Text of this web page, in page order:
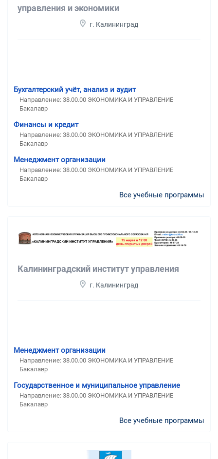
управления и экономики
г. Калининград
Бухгалтерский учёт, анализ и аудит
Направление: 38.00.00 ЭКОНОМИКА И УПРАВЛЕНИЕ
Бакалавр
Финансы и кредит
Направление: 38.00.00 ЭКОНОМИКА И УПРАВЛЕНИЕ
Бакалавр
Менеджмент организации
Направление: 38.00.00 ЭКОНОМИКА И УПРАВЛЕНИЕ
Бакалавр
Все учебные программы
Калининградский институт управления
г. Калининград
Менеджмент организации
Направление: 38.00.00 ЭКОНОМИКА И УПРАВЛЕНИЕ
Бакалавр
Государственное и муниципальное управление
Направление: 38.00.00 ЭКОНОМИКА И УПРАВЛЕНИЕ
Бакалавр
Все учебные программы